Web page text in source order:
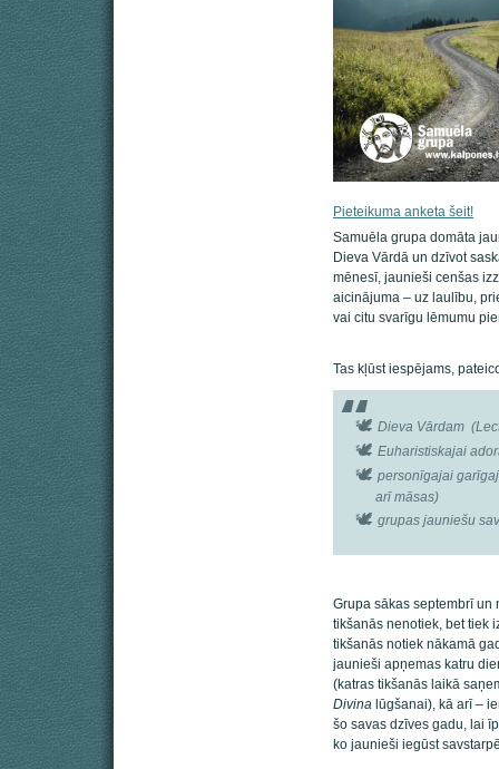
Pieteikuma anketa šeit!
Samuēla grupa domāta
Dieva Vārdā un dzīvot
mēnesī, jaunieši cenšas
aicinājuma – uz laulību,
vai citu svarīgu lēmumu
Tas kļūst iespējams,
Dieva Vārdam
Euharistiskajai
personīgajai
arī māsas)
grupas jauniešu
Grupa sākas septembrī un
tikšanās nenotiek, bet tiek
tikšanās notiek nākamā
jaunieši apņemas katru
(katras tikšanās laikā
Divina lūgšanai), kā arī –
šo savas dzīves gadu, lai
ko jaunieši iegūst